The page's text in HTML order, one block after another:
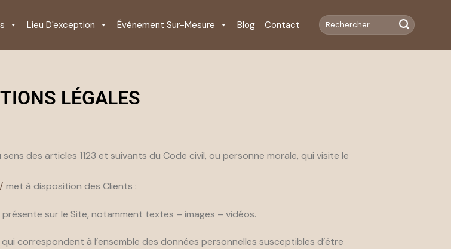
Lieu D'exception Événement Sur-Mesure Blog Contact
LÉGALES
des articles 1123 et suivants du Code civil, ou personne morale, qui visite le
met à disposition des Clients :
sur le Site, notamment textes – images – vidéos.
correspondent à l’ensemble des données personnelles susceptibles d’être